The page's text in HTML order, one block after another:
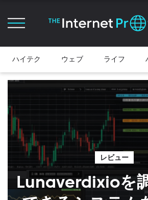
ハイテク ウェブ ライフ
レビュー
Lunaverdixioを